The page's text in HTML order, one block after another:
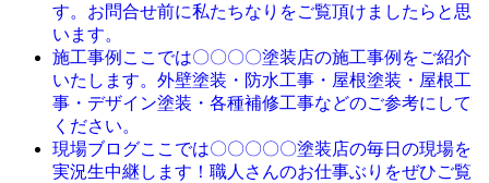
す。お問合せ前に私たちなりをご覧頂けましたらと思
います。
施工事例 ここでは〇〇〇〇塗装店の施工事例をご紹介
いたします。外壁塗装・防水工事・屋根塗装・屋根工
事・デザイン塗装・各種補修工事などのご参考にして
ください。
現場ブログここでは〇〇〇〇〇塗装店の毎日の現場を
実況生中継します！職人さんのお仕事ぶりをぜひご覧